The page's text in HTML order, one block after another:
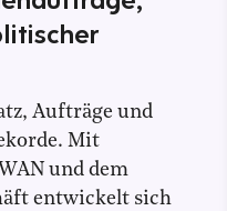
Aufträge und
Mit
und dem
entwickelt sich